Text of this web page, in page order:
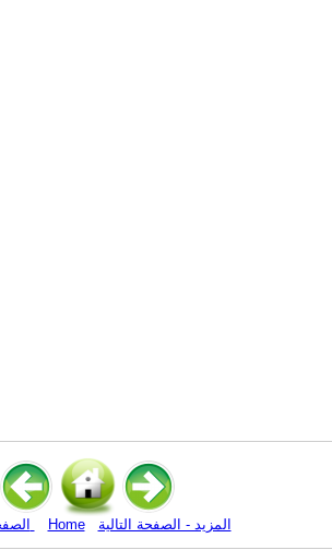
Home المزيد - الصفحة التالية